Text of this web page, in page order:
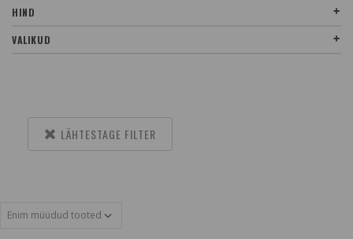
HIND
VALIKUD
LÄHTESTAGE FILTER